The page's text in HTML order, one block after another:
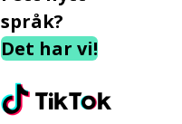
språk?
Det har vi!